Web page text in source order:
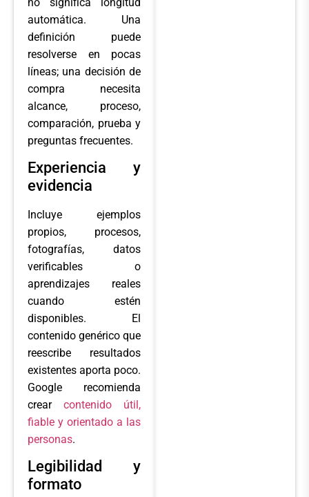
automática. Una
definición puede
resolverse en pocas
líneas; una decisión de
compra necesita
alcance, proceso,
comparación, prueba y
preguntas frecuentes.
Experiencia y
evidencia
Incluye ejemplos
propios, procesos,
fotografías, datos
verificables o
aprendizajes reales
cuando estén
disponibles. El
contenido genérico que
reescribe resultados
existentes aporta poco.
Google recomienda
crear contenido útil,
fiable y orientado a las
personas.
Legibilidad y
formato